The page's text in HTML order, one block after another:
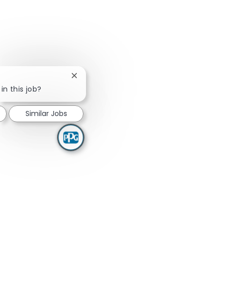
this job?
Close chatbot notification
Similar Jobs